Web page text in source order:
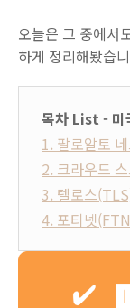
오늘은 그 중에서
하게 정리해봤습
목차 List - 미
1. 팔로알토
2. 크라우드
3. 텔로스
4. 포티넷